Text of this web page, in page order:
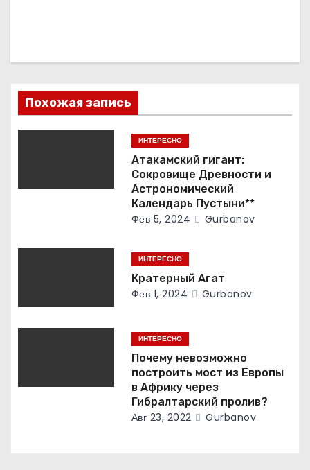
п
а
и
я
Похожая запись
ИНТЕРЕСНО
Атакамский гигант:
Сокровище Древности и
Астрономический
Календарь Пустыни**
Фев 5, 2024 Gurbanov
ИНТЕРЕСНО
Кратерный Агат
Фев 1, 2024 Gurbanov
ИНТЕРЕСНО
Почему невозможно
построить мост из Европы
в Африку через
Гибралтарский пролив?
Авг 23, 2022 Gurbanov